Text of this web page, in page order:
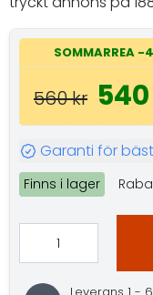
SOMMARREA -
560 kr
Garanti för
Finns i lager